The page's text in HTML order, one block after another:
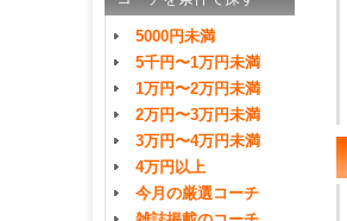
5000円未満
5千円〜1万円未満
1万円〜2万円未満
2万円〜3万円未満
3万円〜4万円未満
4万円以上
今月の厳選コーチ